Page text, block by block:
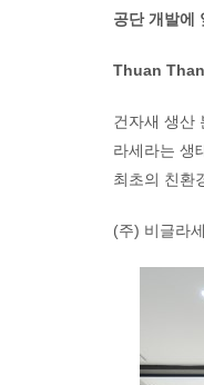
공단 개발에
Thuan
건자새 생산
라세라는 생
최초의 친환
(주) 비글라